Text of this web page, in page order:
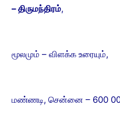
– திருமந்திரம்,
மூலமும் – விளக்க உரையும்,
மண்ணடி, சென்னை – 600